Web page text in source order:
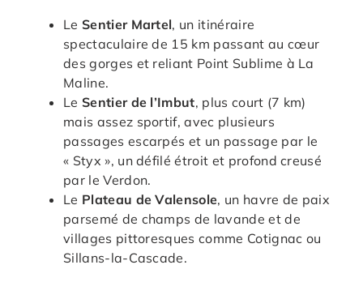
Le Sentier Martel, un itinéraire
spectaculaire de 15 km passant au cœur
des gorges et reliant Point Sublime à La
Maline.
Le Sentier de l’Imbut, plus court (7 km)
mais assez sportif, avec plusieurs
passages escarpés et un passage par le
« Styx », un défilé étroit et profond creusé
par le Verdon.
Le Plateau de Valensole, un havre de paix
parsemé de champs de lavande et de
villages pittoresques comme Cotignac ou
Sillans-la-Cascade.